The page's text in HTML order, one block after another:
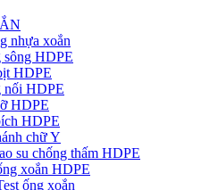
nhựa xoắn
sông HDPE
HDPE
nối HDPE
HDPE
HDPE
chữ Y
su chống thấm HDPE
xoắn HDPE
ống xoắn